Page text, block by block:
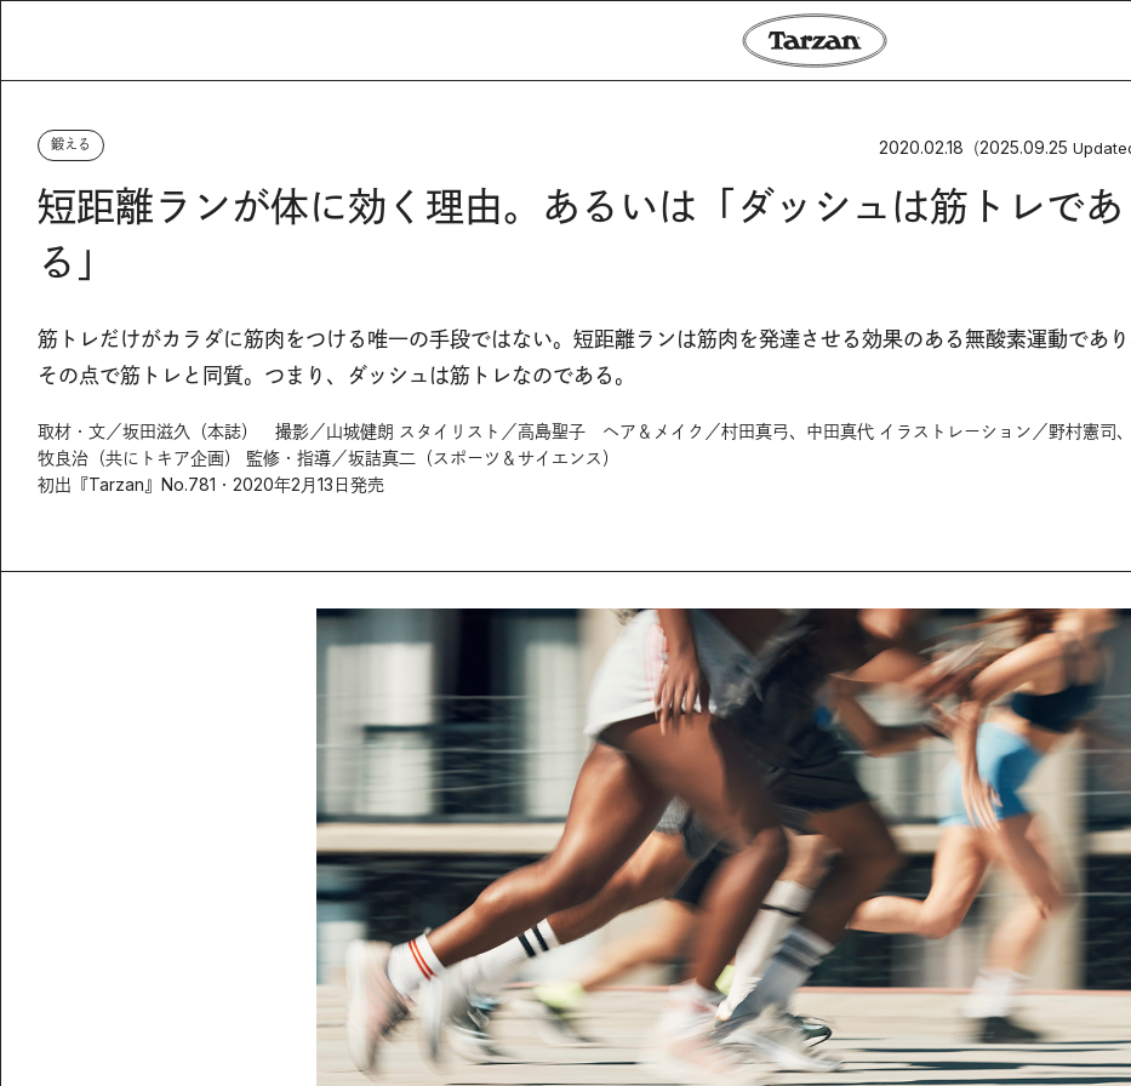
鍛える 2020.02.18 （2025.09.25
短距離ランが体に効く理由。あるいは「ダッシュは筋トレであ
る」
筋トレだけがカラダに筋肉をつける唯一の手段ではない。短距離ランは筋肉を発達させる効果のある無酸素運動であり
その点で筋トレと同質。つまり、ダッシュは筋トレなのである。
取材・文／坂田滋久（本誌） 撮影／山城健朗 スタイリスト／高島聖子 ヘア＆メイク／村田真弓、中田真代 イラストレーション／野村憲司
牧良治（共にトキア企画） 監修・指導／坂詰真二（スポーツ＆サイエンス）
初出『Tarzan』No.781・2020年2月13日発売